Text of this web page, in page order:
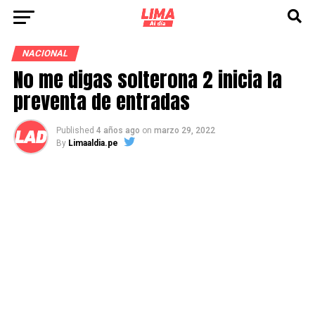
NACIONAL
No me digas solterona 2 inicia la
preventa de entradas
Published 4 años ago on marzo 29, 2022
By Limaaldia.pe